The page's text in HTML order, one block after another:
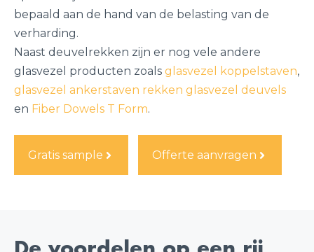
bepaald aan de hand van de belasting van de
verharding.
Naast deuvelrekken zijn er nog vele andere
glasvezel producten zoals glasvezel koppelstaven,
glasvezel ankerstaven rekken glasvezel deuvels
en Fiber Dowels T Form.
Gratis sample Offerte aanvragen